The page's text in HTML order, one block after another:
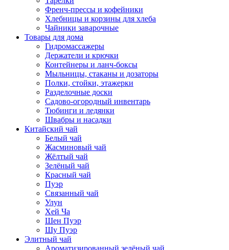
Френч-прессы и кофейники
Хлебницы и корзины для хлеба
Чайники заварочные
Товары для дома
Гидромассажеры
Держатели и крючки
Контейнеры и ланч-боксы
Мыльницы, стаканы и дозаторы
Полки, стойки, этажерки
Разделочные доски
Садово-огородный инвентарь
Тюбинги и ледянки
Швабры и насадки
Китайский чай
Белый чай
Жасминовый чай
Жёлтый чай
Зелёный чай
Красный чай
Пуэр
Связанный чай
Улун
Хей Ча
Шен Пуэр
Шу Пуэр
Элитный чай
Ароматизированный зелёный чай